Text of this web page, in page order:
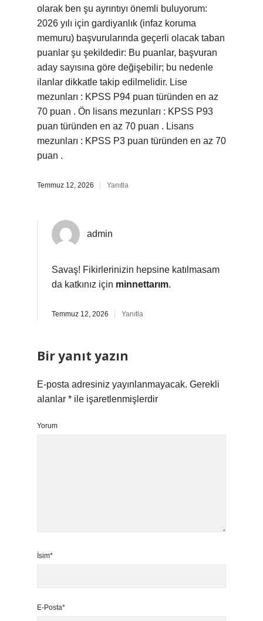
olarak ben şu ayrıntıyı önemli buluyorum:
2026 yılı için gardiyanlık (infaz koruma
memuru) başvurularında geçerli olacak taban
puanlar şu şekildedir: Bu puanlar, başvuran
aday sayısına göre değişebilir; bu nedenle
ilanlar dikkatle takip edilmelidir. Lise
mezunları : KPSS P94 puan türünden en az
70 puan . Ön lisans mezunları : KPSS P93
puan türünden en az 70 puan . Lisans
mezunları : KPSS P3 puan türünden en az 70
puan .
Temmuz 12, 2026 Yanıtla
admin
Savaş! Fikirlerinizin hepsine katılmasam
da katkınız için minnettarım.
Temmuz 12, 2026 Yanıtla
Bir yanıt yazın
E-posta adresiniz yayınlanmayacak. Gerekli
alanlar * ile işaretlenmişlerdir
Yorum
İsim*
E-Posta*